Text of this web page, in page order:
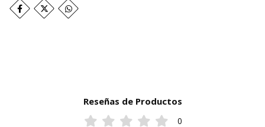
Reseñas de Productos
0